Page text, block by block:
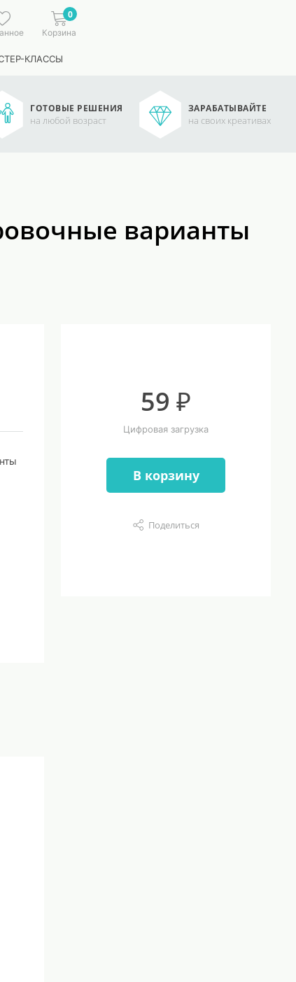
0
Корзина
КЛАССЫ
ГОТОВЫЕ РЕШЕНИЯ
на любой возраст
ЗАРАБАТЫВАЙТЕ
на своих креативах
варианты
59 ₽
Цифровая загрузка
В корзину
Поделиться